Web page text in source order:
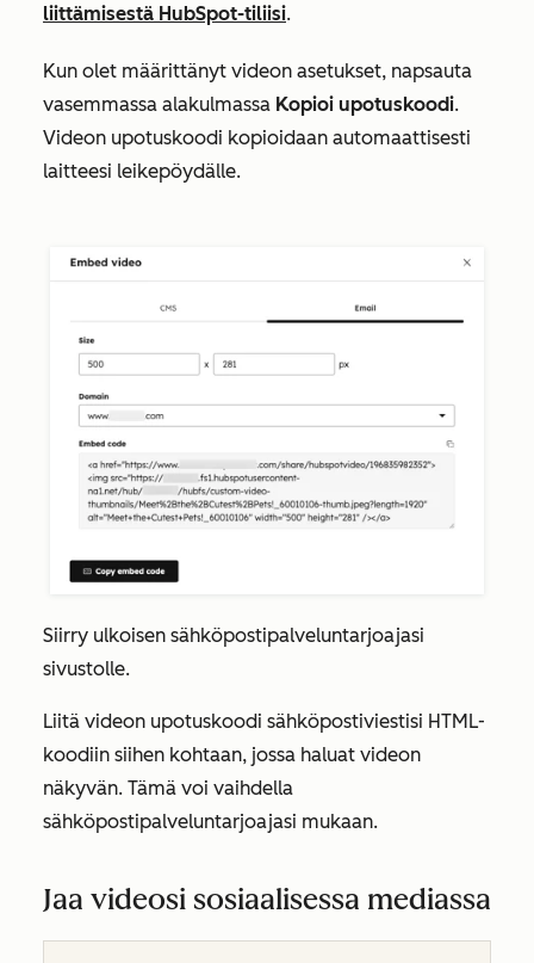
liittämisestä HubSpot-tiliisi.
Kun olet määrittänyt videon asetukset, napsauta
vasemmassa alakulmassa Kopioi upotuskoodi.
Videon upotuskoodi kopioidaan automaattisesti
laitteesi leikepöydälle.
Siirry ulkoisen sähköpostipalveluntarjoajasi
sivustolle.
Liitä videon upotuskoodi sähköpostiviestisi HTML-
koodiin siihen kohtaan, jossa haluat videon
näkyvän. Tämä voi vaihdella
sähköpostipalveluntarjoajasi mukaan.
Jaa videosi sosiaalisessa mediassa